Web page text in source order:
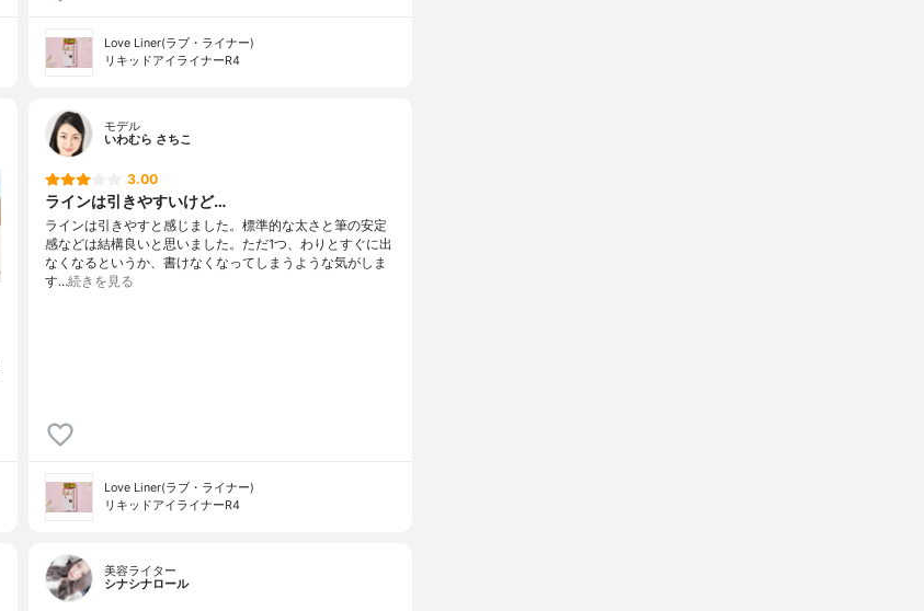
Love Liner(ラブ・ライナー)
リキッドアイライナーR4
モデル
いわむら さちこ
3.00
ラインは引きやすいけど…
ラインは引きやすと感じました。標準的な太さと筆の安定
感などは結構良いと思いました。ただ1つ、わりとすぐに出
なくなるというか、書けなくなってしまうような気がしま
す…続きを見る
Love Liner(ラブ・ライナー)
リキッドアイライナーR4
美容ライター
シナシナロール